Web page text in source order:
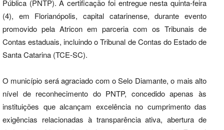
Pública (PNTP). A certificação foi entregue nesta quinta-feira
(4), em Florianópolis, capital catarinense, durante evento
promovido pela Atricon em parceria com os Tribunais de
Contas estaduais, incluindo o Tribunal de Contas do Estado de
Santa Catarina (TCE-SC).
O município será agraciado com o Selo Diamante, o mais alto
nível de reconhecimento do PNTP, concedido apenas às
instituições que alcançam excelência no cumprimento das
exigências relacionadas à transparência ativa, abertura de